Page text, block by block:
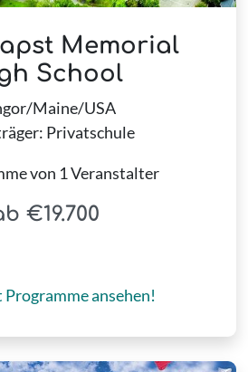
Memorial
School
Maine/USA
Privatschule
von 1 Veranstalter
€19.700
Programme ansehen!